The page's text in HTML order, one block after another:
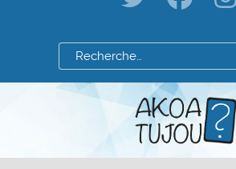
Résultats
de
votre
recherche
: